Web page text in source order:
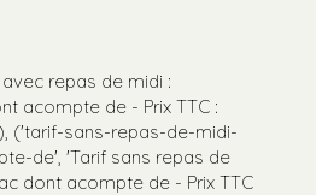
repas de midi :
acompte de - Prix TTC :
('tarif-sans-repas-de-midi-
de', 'Tarif sans repas de
dont acompte de - Prix TTC